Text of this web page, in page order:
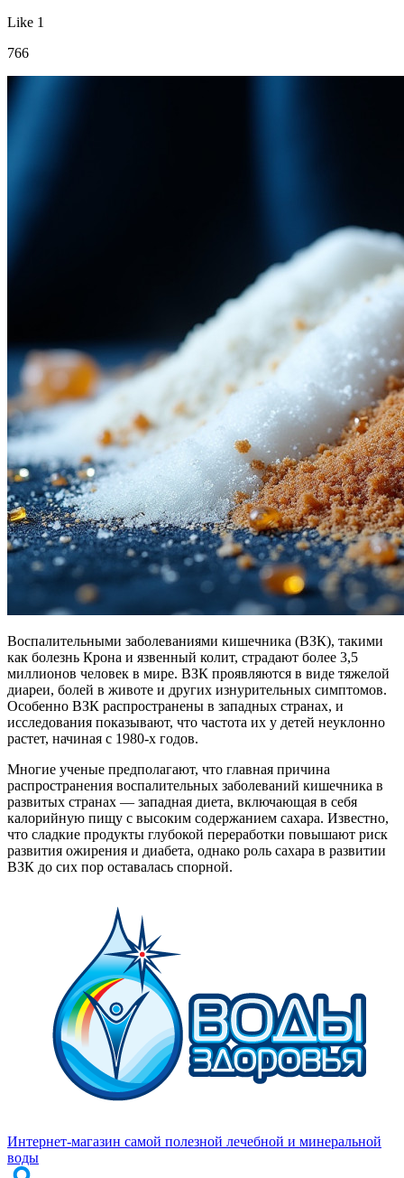
Like 1
766
Воспалительными заболеваниями кишечника (ВЗК), такими
как болезнь Крона и язвенный колит, страдают более 3,5
миллионов человек в мире. ВЗК проявляются в виде тяжелой
диареи, болей в животе и других изнурительных симптомов.
Особенно ВЗК распространены в западных странах, и
исследования показывают, что частота их у детей неуклонно
растет, начиная с 1980-х годов.
Многие ученые предполагают, что главная причина
распространения воспалительных заболеваний кишечника в
развитых странах — западная диета, включающая в себя
калорийную пищу с высоким содержанием сахара. Известно,
что сладкие продукты глубокой переработки повышают риск
развития ожирения и диабета, однако роль сахара в развитии
ВЗК до сих пор оставалась спорной.
Интернет-магазин самой полезной лечебной и минеральной
воды